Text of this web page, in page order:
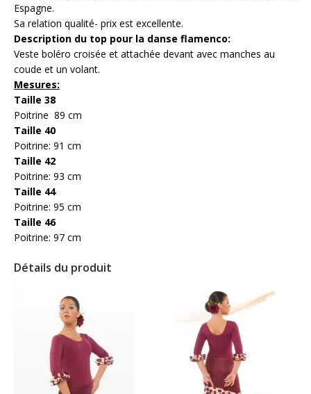
Espagne.
Sa relation qualité- prix est excellente.
Description du top pour la danse flamenco:
Veste boléro croisée et attachée devant avec manches au
coude et un volant.
Mesures:
Taille 38
Poitrine 89 cm
Taille 40
Poitrine: 91 cm
Taille 42
Poitrine: 93 cm
Taille 44
Poitrine: 95 cm
Taille 46
Poitrine: 97 cm
Détails du produit